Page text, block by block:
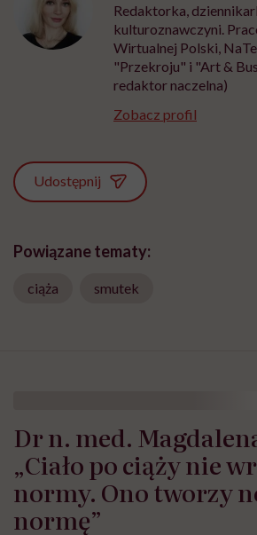
Redaktorka,
kulturoznawczyni.
Wirtualnej Polski,
"Przekroju" i "Art &
redaktor naczelna)
Zobacz profil
Udostępnij
Powiązane tematy:
ciąża smutek
Dr n. med.
„Ciało po ciąży nie
normy. Ono tworzy
normę”